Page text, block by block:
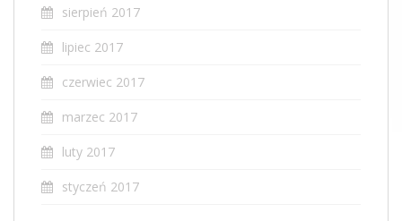
sierpień 2017
lipiec 2017
czerwiec 2017
marzec 2017
luty 2017
styczeń 2017